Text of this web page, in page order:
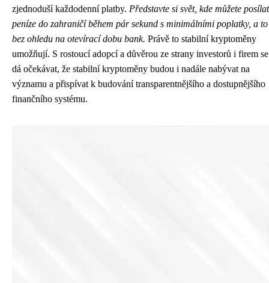
zjednoduší každodenní platby. Představte si svět, kde můžete posílat
peníze do zahraničí během pár sekund s minimálními poplatky, a to
bez ohledu na otevírací dobu bank. Právě to stabilní kryptoměny
umožňují. S rostoucí adopcí a důvěrou ze strany investorů i firem se
dá očekávat, že stabilní kryptoměny budou i nadále nabývat na
významu a přispívat k budování transparentnějšího a dostupnějšího
finančního systému.